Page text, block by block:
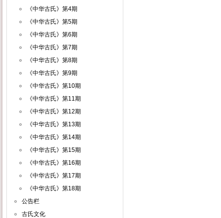
《中华古氏》第4期
《中华古氏》第5期
《中华古氏》第6期
《中华古氏》第7期
《中华古氏》第8期
《中华古氏》第9期
《中华古氏》第10期
《中华古氏》第11期
《中华古氏》第12期
《中华古氏》第13期
《中华古氏》第14期
《中华古氏》第15期
《中华古氏》第16期
《中华古氏》第17期
《中华古氏》第18期
公告栏
古氏文化